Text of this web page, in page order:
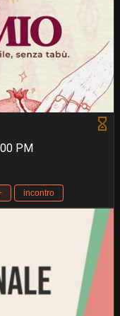
PM
incontro